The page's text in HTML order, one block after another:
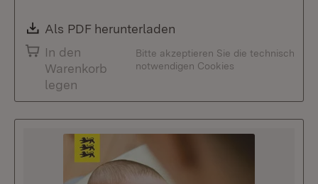
Download:
Als PDF herunterladen
In den
Warenkorb
legen
Bitte akzeptieren Sie die technisch
notwendigen Cookies